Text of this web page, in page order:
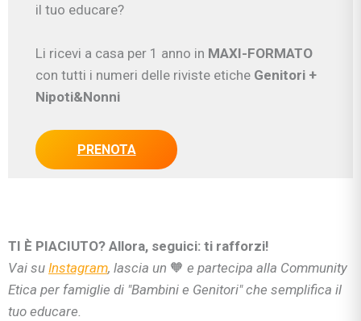
il tuo educare?
Li ricevi a casa per 1 anno in MAXI-FORMATO
con tutti i numeri delle riviste etiche Genitori +
Nipoti&Nonni
PRENOTA
TI È PIACIUTO? Allora, seguici: ti rafforzi!
Vai su Instagram, lascia un 🧡 e partecipa alla Community
Etica per famiglie di "Bambini e Genitori" che semplifica il
tuo educare.